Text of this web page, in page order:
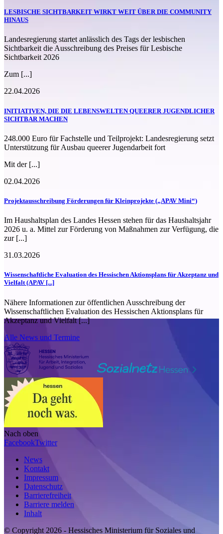
LESBISCHE SICHTBARKEIT WIRKT WEIT ÜBER DIE COMMUNITY
HINAUS
Landesregierung startet anlässlich des Tags der lesbischen
Sichtbarkeit die Ausschreibung des Preises für Lesbische
Sichtbarkeit 2026
Zum [...]
22.04.2026
INITIATIVEN, DIE DIE LEBENSWELTEN QUEERER JUGENDLICHER
SICHTBAR MACHEN
248.000 Euro für Fachstelle und Teilprojekt: Landesregierung setzt
Unterstützung für Ausbau queerer Jugendarbeit fort
Mit der [...]
02.04.2026
Projektausschreibung Förderungen für Kleinprojekte („APAV Mini“)
Im Haushaltsplan des Landes Hessen stehen für das Haushaltsjahr
2026 u. a. Mittel zur Förderung von Maßnahmen zur Verfügung, die
zur [...]
31.03.2026
Wissenschaftliche Evaluation des Hessischen Aktionsplans für Akzeptanz und
Vielfalt (APAV [...]
Nähere Informationen zur öffentlichen Ausschreibung der
Wissenschaftlichen Evaluation des Hessischen Aktionsplans für
Akzeptanz und Vielfalt [...]
Alle News und Termine
Nach oben
FacebookTwitter
News
Kontakt
Impressum
Datenschutz
Barrierefreiheit
Barriere melden
Inhalt
© Copyright 2026 - Hessisches Ministerium für Soziales und